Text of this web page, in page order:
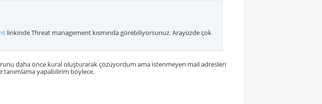
linkinde Threat management kısmında görebiliyorsunuz. Arayüzde çok
daha önce kural oluşturarak çözüyordum ama istenmeyen mail adresleri
tanımlama yapabilirim böylece.